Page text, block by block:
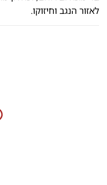
לאזור הנגב וחיזוקו.